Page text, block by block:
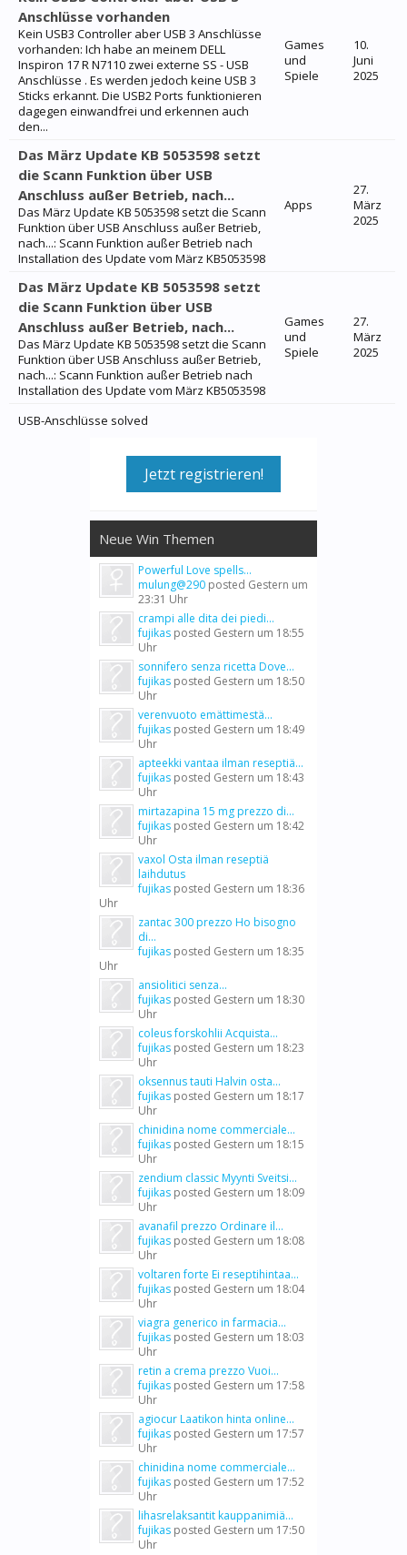
Anschlüsse vorhanden
Kein USB3 Controller aber USB 3 Anschlüsse
vorhanden: Ich habe an meinem DELL
Inspiron 17 R N7110 zwei externe SS - USB
Anschlüsse . Es werden jedoch keine USB 3
Sticks erkannt. Die USB2 Ports funktionieren
dagegen einwandfrei und erkennen auch
den...
Games
und
Spiele
10.
Juni
2025
Das März Update KB 5053598 setzt
die Scann Funktion über USB
Anschluss außer Betrieb, nach...
Das März Update KB 5053598 setzt die Scann
Funktion über USB Anschluss außer Betrieb,
nach...: Scann Funktion außer Betrieb nach
Installation des Update vom März KB5053598
Apps
27.
März
2025
Das März Update KB 5053598 setzt
die Scann Funktion über USB
Anschluss außer Betrieb, nach...
Das März Update KB 5053598 setzt die Scann
Funktion über USB Anschluss außer Betrieb,
nach...: Scann Funktion außer Betrieb nach
Installation des Update vom März KB5053598
Games
und
Spiele
27.
März
2025
USB-Anschlüsse solved
Jetzt registrieren!
Neue Win Themen
Powerful Love spells...
mulung@290 posted Gestern um
23:31 Uhr
crampi alle dita dei piedi...
fujikas posted Gestern um 18:55
Uhr
sonnifero senza ricetta Dove...
fujikas posted Gestern um 18:50
Uhr
verenvuoto emättimestä...
fujikas posted Gestern um 18:49
Uhr
apteekki vantaa ilman reseptiä...
fujikas posted Gestern um 18:43
Uhr
mirtazapina 15 mg prezzo di...
fujikas posted Gestern um 18:42
Uhr
vaxol Osta ilman reseptiä
laihdutus
fujikas posted Gestern um 18:36
Uhr
zantac 300 prezzo Ho bisogno
di...
fujikas posted Gestern um 18:35
Uhr
ansiolitici senza...
fujikas posted Gestern um 18:30
Uhr
coleus forskohlii Acquista...
fujikas posted Gestern um 18:23
Uhr
oksennus tauti Halvin osta...
fujikas posted Gestern um 18:17
Uhr
chinidina nome commerciale...
fujikas posted Gestern um 18:15
Uhr
zendium classic Myynti Sveitsi...
fujikas posted Gestern um 18:09
Uhr
avanafil prezzo Ordinare il...
fujikas posted Gestern um 18:08
Uhr
voltaren forte Ei reseptihintaa...
fujikas posted Gestern um 18:04
Uhr
viagra generico in farmacia...
fujikas posted Gestern um 18:03
Uhr
retin a crema prezzo Vuoi...
fujikas posted Gestern um 17:58
Uhr
agiocur Laatikon hinta online...
fujikas posted Gestern um 17:57
Uhr
chinidina nome commerciale...
fujikas posted Gestern um 17:52
Uhr
lihasrelaksantit kauppanimiä...
fujikas posted Gestern um 17:50
Uhr